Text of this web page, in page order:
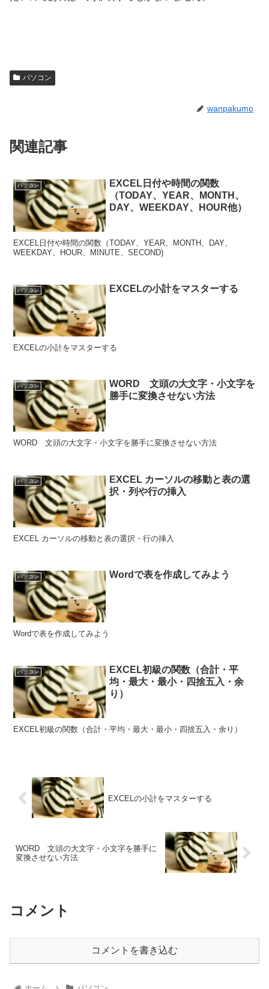
パソコン
wanpakumo
関連記事
パソコン
EXCEL日付や時間の関数
（TODAY、YEAR、MONTH、
DAY、WEEKDAY、HOUR他）
EXCEL日付や時間の関数（TODAY、YEAR、MONTH、DAY、
WEEKDAY、HOUR、MINUTE、SECOND)
パソコン EXCELの小計をマスターする
EXCELの小計をマスターする
パソコン
WORD 文頭の大文字・小文字を
勝手に変換させない方法
WORD 文頭の大文字・小文字を勝手に変換させない方法
パソコン
EXCEL カーソルの移動と表の選
択・列や行の挿入
EXCEL カーソルの移動と表の選択・行の挿入
パソコン Wordで表を作成してみよう
Wordで表を作成してみよう
パソコン
EXCEL初級の関数（合計・平
均・最大・最小・四捨五入・余
り）
EXCEL初級の関数（合計・平均・最大・最小・四捨五入・余り）
EXCELの小計をマスターする
WORD 文頭の大文字・小文字を勝手に
変換させない方法
コメント
コメントを書き込む